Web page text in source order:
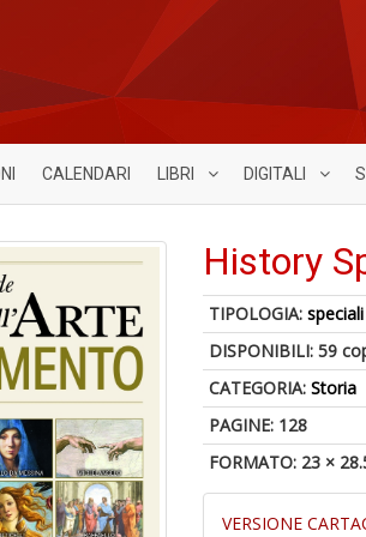
CALENDARI LIBRI DIGITALI
History
TIPOLOGIA:speciali
DISPONIBILI:59
CATEGORIA:Storia
PAGINE: 128
FORMATO: 23 ×
VERSIONE